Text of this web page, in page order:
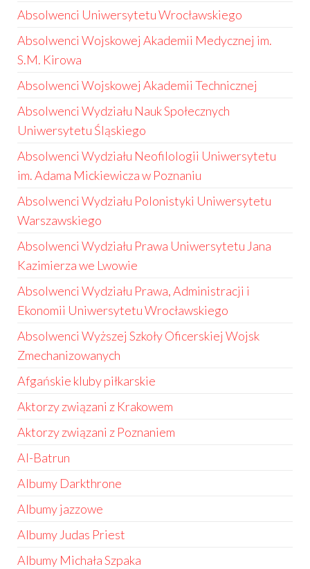
Absolwenci Uniwersytetu Wrocławskiego
Absolwenci Wojskowej Akademii Medycznej im.
S.M. Kirowa
Absolwenci Wojskowej Akademii Technicznej
Absolwenci Wydziału Nauk Społecznych
Uniwersytetu Śląskiego
Absolwenci Wydziału Neofilologii Uniwersytetu
im. Adama Mickiewicza w Poznaniu
Absolwenci Wydziału Polonistyki Uniwersytetu
Warszawskiego
Absolwenci Wydziału Prawa Uniwersytetu Jana
Kazimierza we Lwowie
Absolwenci Wydziału Prawa, Administracji i
Ekonomii Uniwersytetu Wrocławskiego
Absolwenci Wyższej Szkoły Oficerskiej Wojsk
Zmechanizowanych
Afgańskie kluby piłkarskie
Aktorzy związani z Krakowem
Aktorzy związani z Poznaniem
Al-Batrun
Albumy Darkthrone
Albumy jazzowe
Albumy Judas Priest
Albumy Michała Szpaka